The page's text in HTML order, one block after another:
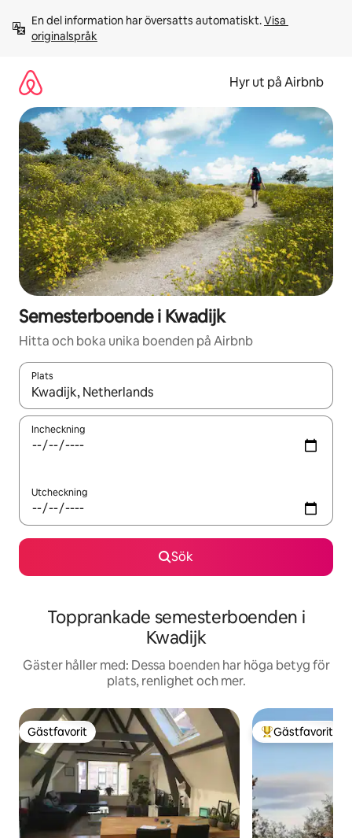
innehåll
En del information har översatts automatiskt. Visa
originalspråk
Hyr ut på Airbnb
Semesterboende i Kwadijk
Hitta och boka unika boenden på Airbnb
Plats
När resultaten är tillgängliga kan du navigera med upp- och
Incheckning
Utcheckning
Sök
Topprankade semesterboenden i
Kwadijk
Gäster håller med: Dessa boenden har höga betyg för
plats, renlighet och mer.
Gästfavorit
Gästfavorit Populär
Gästfavorit